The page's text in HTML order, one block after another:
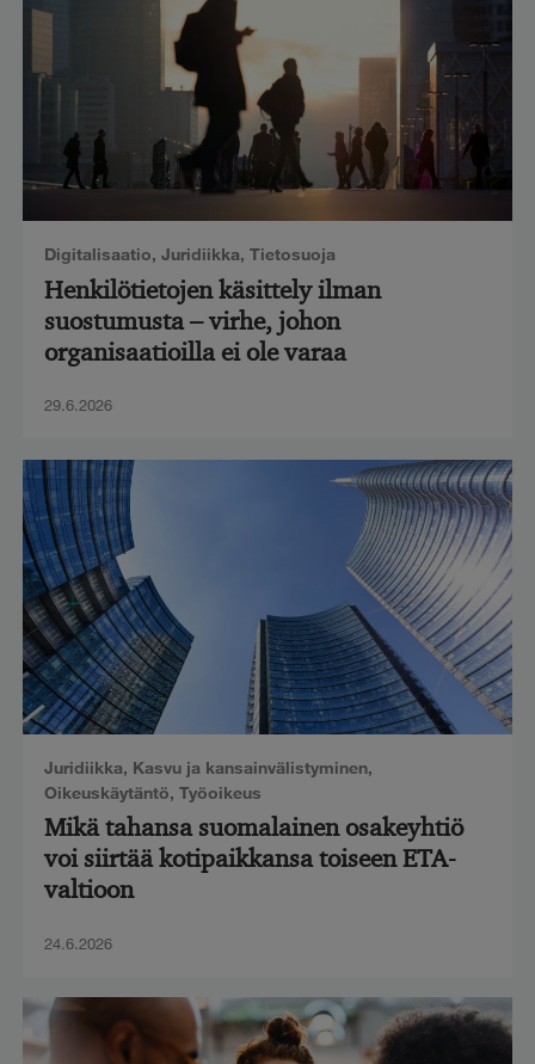
Digitalisaatio, Juridiikka, Tietosuoja
Henkilötietojen käsittely ilman
suostumusta – virhe, johon
organisaatioilla ei ole varaa
29.6.2026
Juridiikka, Kasvu ja kansainvälistyminen,
Oikeuskäytäntö, Työoikeus
Mikä tahansa suomalainen osakeyhtiö
voi siirtää kotipaikkansa toiseen ETA-
valtioon
24.6.2026